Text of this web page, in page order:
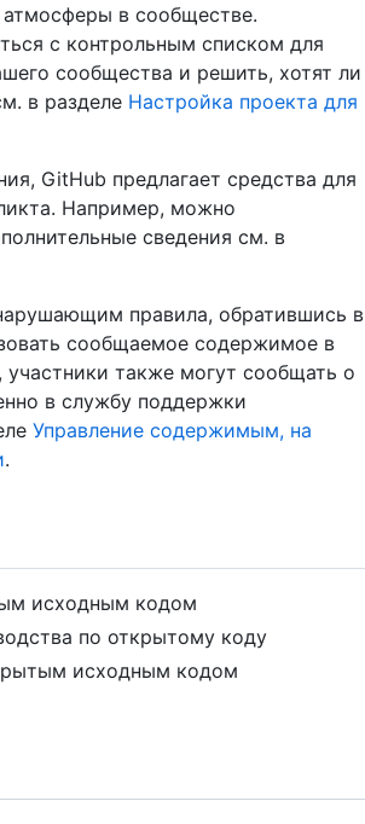
в сообществе.
с контрольным списком для
сообщества и решить, хотят ли
в разделе Настройка проекта для
GitHub предлагает средства для
Например, можно
сведения см. в
правила, обратившись в
сообщаемое содержимое в
также могут сообщать о
в службу поддержки
Управление содержимым, на
.
исходным кодом
по открытому коду
исходным кодом